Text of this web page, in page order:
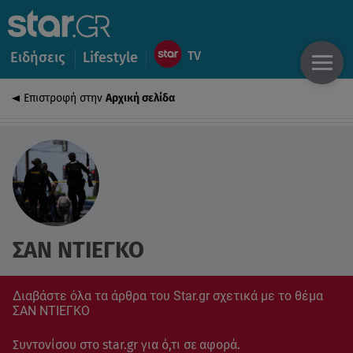
Ειδήσεις Lifestyle
Επιστροφή στην Αρχική σελίδα
ΣΑΝ ΝΤΙΕΓΚΟ
Διαβάστε όλα τα άρθρα του Star.gr σχετικά με το θέμα
ΣΑΝ ΝΤΙΕΓΚΟ
Συντονίσου στο star.gr για ό,τι σε αφορά.